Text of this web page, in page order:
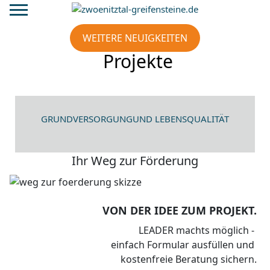
Mobile Menu Toggle
WEITERE NEUIGKEITEN
Projekte
entdecken
GRUNDVERSORGUNGUND LEBENSQUALITÄT
Ihr Weg zur Förderung
VON DER IDEE ZUM PROJEKT.
LEADER machts möglich -
einfach Formular ausfüllen und
kostenfreie Beratung sichern.